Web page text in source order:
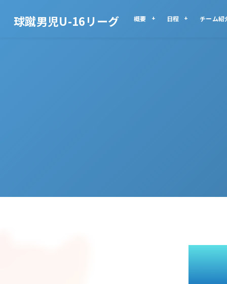
球蹴男児U-16リーグ 概要 日程 チーム紹